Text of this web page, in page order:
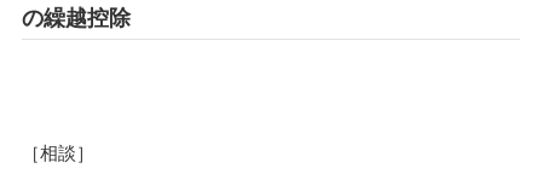
の繰越控除
［相談］